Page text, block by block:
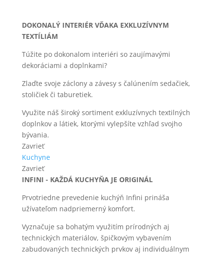
DOKONALÝ INTERIÉR VĎAKA EXKLUZÍVNYM
TEXTÍLIÁM
Túžite po dokonalom interiéri so zaujímavými
dekoráciami a doplnkami?
Zlaďte svoje záclony a závesy s čalúnením sedačiek,
stoličiek či taburetiek.
Využite náš široký sortiment exkluzívnych textilných
doplnkov a látiek, ktorými vylepšíte vzhľad svojho
bývania.
Zavrieť
Kuchyne
Zavrieť
INFINI - KAŽDÁ KUCHYŇA JE ORIGINÁL
Prvotriedne prevedenie kuchýň Infini prináša
užívateľom nadpriemerný komfort.
Vyznačuje sa bohatým využitím prírodných aj
technických materiálov, špičkovým vybavením
zabudovaných technických prvkov aj individuálnym